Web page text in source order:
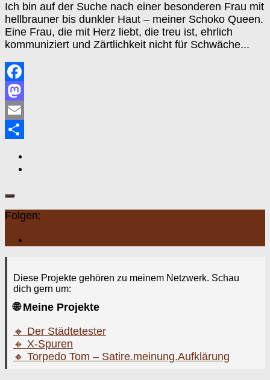
Ich bin auf der Suche nach einer besonderen Frau mit
hellbrauner bis dunkler Haut – meiner Schoko Queen.
Eine Frau, die mit Herz liebt, die treu ist, ehrlich
kommuniziert und Zärtlichkeit nicht für Schwäche...
Facebook
Mastodon
Email
Folgen:
Diese Projekte gehören zu meinem Netzwerk. Schau
dich gern um:
🌐 Meine Projekte
🔸 Der Städtetester
🔸 X-Spuren
🔸 Torpedo Tom – Satire.meinung.Aufklärung